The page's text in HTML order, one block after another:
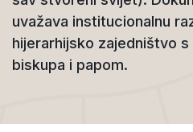
uvažava institucionalnu
hijerarhijsko zajedništvo
biskupa i papom.